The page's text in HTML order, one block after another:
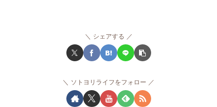
シェアする
ソトヨリライフをフォロー